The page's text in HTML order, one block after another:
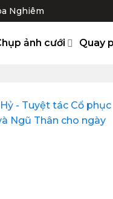
Nghiêm
ảnh cưới Quay